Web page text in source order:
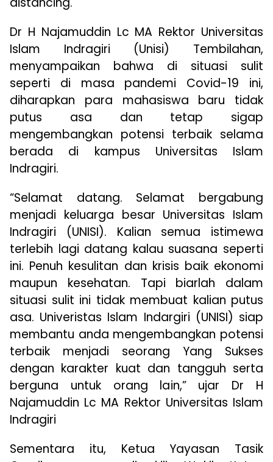
Dr H Najamuddin Lc MA Rektor Universitas
Islam Indragiri (Unisi) Tembilahan,
menyampaikan bahwa di situasi sulit
seperti di masa pandemi Covid-19 ini,
diharapkan para mahasiswa baru tidak
putus asa dan tetap sigap
mengembangkan potensi terbaik selama
berada di kampus Universitas Islam
Indragiri.
“Selamat datang. Selamat bergabung
menjadi keluarga besar Universitas Islam
Indragiri (UNISI). Kalian semua istimewa
terlebih lagi datang kalau suasana seperti
ini. Penuh kesulitan dan krisis baik ekonomi
maupun kesehatan. Tapi biarlah dalam
situasi sulit ini tidak membuat kalian putus
asa. Univeristas Islam Indargiri (UNISI) siap
membantu anda mengembangkan potensi
terbaik menjadi seorang Yang Sukses
dengan karakter kuat dan tangguh serta
berguna untuk orang lain,” ujar Dr H
Najamuddin Lc MA Rektor Universitas Islam
Indragiri
Sementara itu, Ketua Yayasan Tasik